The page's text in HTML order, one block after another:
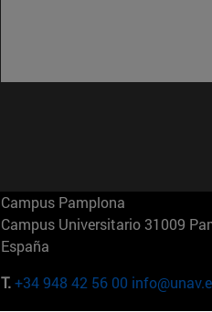
Campus Pamplona
Campus Universitario 31009
España
T.+34 948 42 56 00